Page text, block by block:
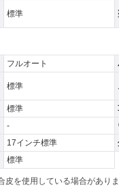
標準
フルオート
標準
標準
-
17インチ標準
標準
を使用している場合があり